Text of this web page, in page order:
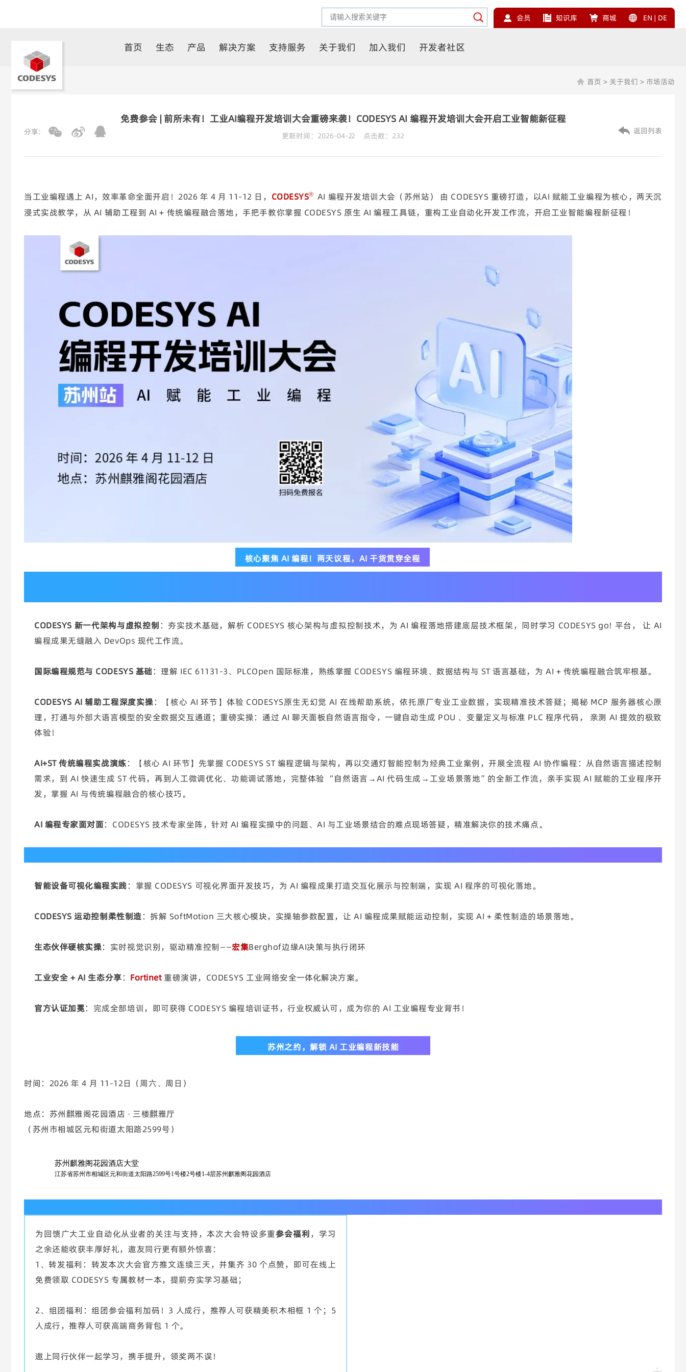
会员 知识库 商城 EN | DE
首页 生态 产品 解决方案 支持服务 关于我们 加入我们 开发者社区
首页 > 关于我们 > 市场活动
返回列表
免费参会 | 前所未有！工业AI编程开发培训大会重磅来袭！CODESYS AI 编程开发培训大会开启工业智能新征程
更新时间：2026-04-22 点击数： 232
分享:
当工业编程遇上 AI，效率革命全面开启！2026 年 4 月 11-12 日， CODESYS® AI 编程开发培训大会（苏州站） 由 CODESYS 重磅打造，以AI 赋能工业编程为核心，两天沉
浸式实战教学，从 AI 辅助工程到 AI + 传统编程融合落地，手把手教你掌握 CODESYS 原生 AI 编程工具链，重构工业自动化开发工作流，开启工业智能编程新征程！
核心聚焦 AI 编程！两天议程，AI 干货贯穿全程
CODESYS 新一代架构与虚拟控制 ：夯实技术基础，解析 CODESYS 核心架构与虚拟控制技术，为 AI 编程落地搭建底层技术框架，同时学习 CODESYS go! 平台， 让 AI
编程成果无缝融入 DevOps 现代工作流。
国际编程规范与 CODESYS 基础 ：理解 IEC 61131-3、PLCOpen 国际标准，熟练掌握 CODESYS 编程环境、数据结构与 ST 语言基础，为 AI + 传统编程融合筑牢根基。
CODESYS AI 辅助工程深度实操：【核心 AI 环节】体验 CODESYS原生无幻觉 AI 在线帮助系统，依托原厂专业工业数据，实现精准技术答疑；揭秘 MCP 服务器核心原
理，打通与外部大语言模型的安全数据交互通道；重磅实操：通过 AI 聊天面板自然语言指令，一键自动生成 POU 、变量定义与标准 PLC 程序代码， 亲测 AI 提效的极致
体验！
AI+ST 传统编程实战演练：【核心 AI 环节】先掌握 CODESYS ST 编程逻辑与架构，再以交通灯智能控制为经典工业案例，开展全流程 AI 协作编程：从自然语言描述控制
需求，到 AI 快速生成 ST 代码，再到人工微调优化、功能调试落地，完整体验 “自然语言→AI 代码生成→工业场景落地”的全新工作流，亲手实现 AI 赋能的工业程序开
发，掌握 AI 与传统编程融合的核心技巧。
AI 编程专家面对面：CODESYS 技术专家坐阵，针对 AI 编程实操中的问题、AI 与工业场景结合的难点现场答疑，精准解决你的技术痛点。
智能设备可视化编程实践：掌握 CODESYS 可视化界面开发技巧，为 AI 编程成果打造交互化展示与控制端，实现 AI 程序的可视化落地。
CODESYS 运动控制柔性制造：拆解 SoftMotion 三大核心模块，实操轴参数配置，让 AI 编程成果赋能运动控制，实现 AI + 柔性制造的场景落地。
生态伙伴硬核实操： 实时视觉识别，驱动精准控制——宏集Berghof边缘AI决策与执行闭环
工业安全 + AI 生态分享： Fortinet重磅演讲，CODESYS 工业网络安全一体化解决方案。
官方认证加冕：完成全部培训，即可获得 CODESYS 编程培训证书，行业权威认可，成为你的 AI 工业编程专业背书！
苏州之约，解锁 AI 工业编程新技能
时间：2026 年 4 月 11-12日（周六、周日）
地点：苏州麒雅阁花园酒店 · 三楼麒雅厅
（苏州市相城区元和街道太阳路2599号）
苏州麒雅阁花园酒店大堂
江苏省苏州市相城区元和街道太阳路2599号1号楼2号楼1-4层苏州麒雅阁花园酒店
为回馈广大工业自动化从业者的关注与支持，本次大会特设多重参会福利，学习
之余还能收获丰厚好礼，邀友同行更有额外惊喜：
1、转发福利：转发本次大会官方推文连续三天，并集齐 30 个点赞，即可在线上
免费领取 CODESYS 专属教材一本，提前夯实学习基础；
2、组团福利：组团参会福利加码！3 人成行，推荐人可获精美积木相框 1 个；5
人成行，推荐人可获高端商务背包 1 个。
邀上同行伙伴一起学习，携手提升，领奖两不误！